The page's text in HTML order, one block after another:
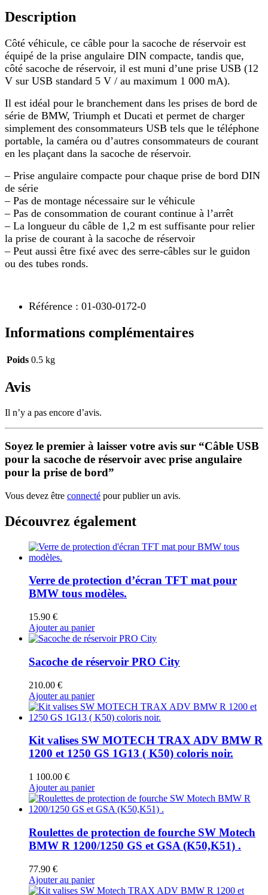
Description
Côté véhicule, ce câble pour la sacoche de réservoir est
équipé de la prise angulaire DIN compacte, tandis que,
côté sacoche de réservoir, il est muni d’une prise USB (12
V sur USB standard 5 V / au maximum 1 000 mA).
Il est idéal pour le branchement dans les prises de bord de
série de BMW, Triumph et Ducati et permet de charger
simplement des consommateurs USB tels que le téléphone
portable, la caméra ou d’autres consommateurs de courant
en les plaçant dans la sacoche de réservoir.
– Prise angulaire compacte pour chaque prise de bord DIN
de série
– Pas de montage nécessaire sur le véhicule
– Pas de consommation de courant continue à l’arrêt
– La longueur du câble de 1,2 m est suffisante pour relier
la prise de courant à la sacoche de réservoir
– Peut aussi être fixé avec des serre-câbles sur le guidon
ou des tubes ronds.
Référence : 01-030-0172-0
Informations complémentaires
Poids 0.5 kg
Avis
Il n’y a pas encore d’avis.
Soyez le premier à laisser votre avis sur “Câble USB
pour la sacoche de réservoir avec prise angulaire
pour la prise de bord”
Vous devez être connecté pour publier un avis.
Découvrez également
Verre de protection d’écran TFT mat pour
BMW tous modèles.
15.90 €
Ajouter au panier
Sacoche de réservoir PRO City
210.00 €
Ajouter au panier
Kit valises SW MOTECH TRAX ADV BMW R
1200 et 1250 GS 1G13 ( K50) coloris noir.
1 100.00 €
Ajouter au panier
Roulettes de protection de fourche SW Motech
BMW R 1200/1250 GS et GSA (K50,K51) .
77.90 €
Ajouter au panier